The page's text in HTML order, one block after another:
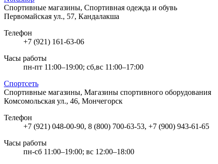
Спортивные магазины, Спортивная одежда и обувь
Первомайская ул., 57, Кандалакша
Телефон
+7 (921) 161-63-06
Часы работы
пн-пт 11:00–19:00; сб,вс 11:00–17:00
Спортсеть
Спортивные магазины, Магазины спортивного оборудования
Комсомольская ул., 46, Мончегорск
Телефон
+7 (921) 048-00-90, 8 (800) 700-63-53, +7 (900) 943-61-65
Часы работы
пн-сб 11:00–19:00; вс 12:00–18:00